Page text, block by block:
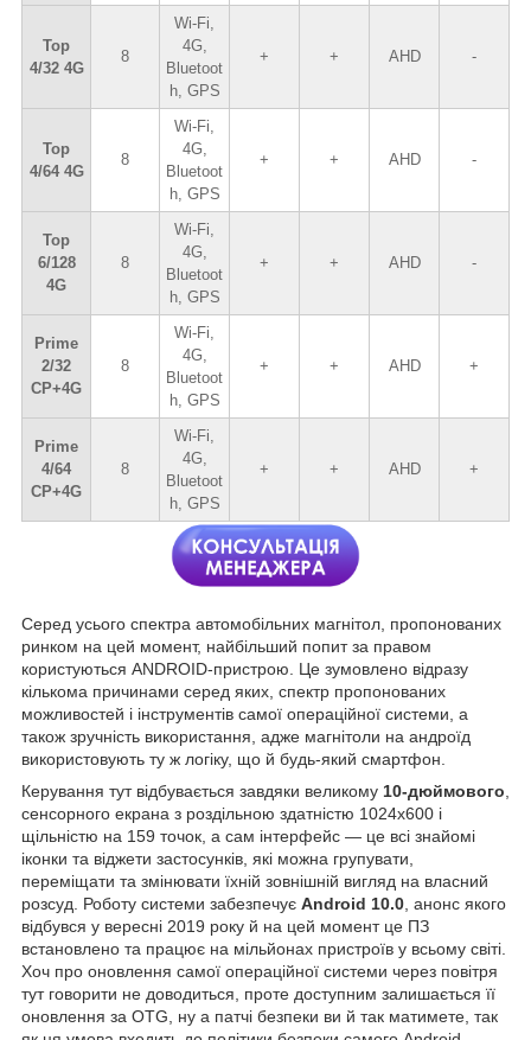
Top
4/32 4G
8
Wi-Fi,
4G,
Bluetoot
h, GPS
+ + AHD -
Top
4/64 4G
8
Wi-Fi,
4G,
Bluetoot
h, GPS
+ + AHD -
Top
6/128
4G
8
Wi-Fi,
4G,
Bluetoot
h, GPS
+ + AHD -
Prime
2/32
CP+4G
8
Wi-Fi,
4G,
Bluetoot
h, GPS
+ + AHD +
Prime
4/64
CP+4G
8
Wi-Fi,
4G,
Bluetoot
h, GPS
+ + AHD +
Серед усього спектра автомобільних магнітол, пропонованих
ринком на цей момент, найбільший попит за правом
користуються ANDROID-пристрою. Це зумовлено відразу
кількома причинами серед яких, спектр пропонованих
можливостей і інструментів самої операційної системи, а
також зручність використання, адже магнітоли на андроїд
використовують ту ж логіку, що й будь-який смартфон.
Керування тут відбувається завдяки великому 10-дюймового
сенсорного екрана з роздільною здатністю 1024х600 і
щільністю на 159 точок, а сам інтерфейс — це всі знайомі
іконки та віджети застосунків, які можна групувати,
переміщати та змінювати їхній зовнішній вигляд на власний
розсуд. Роботу системи забезпечує Android 10.0 , анонс якого
відбувся у вересні 2019 року й на цей момент це ПЗ
встановлено та працює на мільйонах пристроїв у всьому світі.
Хоч про оновлення самої операційної системи через повітря
тут говорити не доводиться, проте доступним залишається її
оновлення за OTG, ну а патчі безпеки ви й так матимете, так